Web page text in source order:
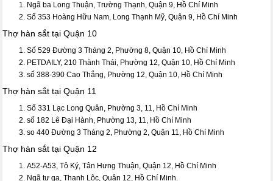
Ngã ba Long Thuận, Trường Thạnh, Quận 9, Hồ Chí Minh
Số 353 Hoàng Hữu Nam, Long Thạnh Mỹ, Quận 9, Hồ Chí Minh
Thợ hàn sắt tại Quận 10
Số 529 Đường 3 Tháng 2, Phường 8, Quận 10, Hồ Chí Minh
PETDAILY, 210 Thành Thái, Phường 12, Quận 10, Hồ Chí Minh
số 388-390 Cao Thắng, Phường 12, Quận 10, Hồ Chí Minh
Thợ hàn sắt tại Quận 11
Số 331 Lạc Long Quân, Phường 3, 11, Hồ Chí Minh
số 182 Lê Đại Hành, Phường 13, 11, Hồ Chí Minh
so 440 Đường 3 Tháng 2, Phường 2, Quận 11, Hồ Chí Minh
Thợ hàn sắt tại Quận 12
A52-A53, Tô Ký, Tân Hưng Thuận, Quận 12, Hồ Chí Minh
Ngã tư ga, Thạnh Lộc, Quận 12, Hồ Chí Minh.